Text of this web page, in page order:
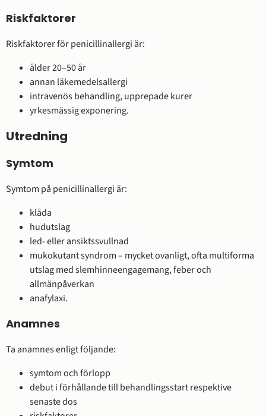
Riskfaktorer
Riskfaktorer för penicillinallergi är:
ålder 20–50 år
annan läkemedelsallergi
intravenös behandling, upprepade kurer
yrkesmässig exponering.
Utredning
Symtom
Symtom på penicillinallergi är:
klåda
hudutslag
led- eller ansiktssvullnad
mukokutant syndrom – mycket ovanligt, ofta multiforma
utslag med slemhinneengagemang, feber och
allmänpåverkan
anafylaxi.
Anamnes
Ta anamnes enligt följande:
symtom och förlopp
debut i förhållande till behandlingsstart respektive
senaste dos